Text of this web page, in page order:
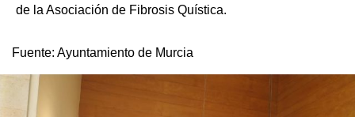
de la Asociación de Fibrosis Quística.
Fuente: Ayuntamiento de Murcia